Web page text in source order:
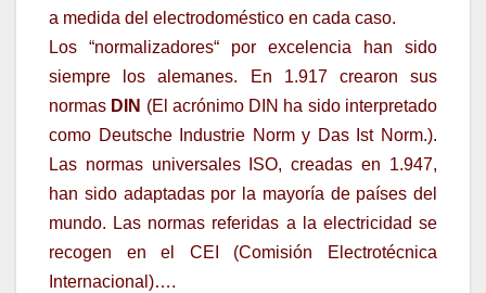
a medida del electrodoméstico en cada caso.
Los “normalizadores“ por excelencia han sido
siempre los alemanes. En 1.917 crearon sus
normas DIN (El acrónimo DIN ha sido interpretado
como Deutsche Industrie Norm y Das Ist Norm.).
Las normas universales ISO, creadas en 1.947,
han sido adaptadas por la mayoría de países del
mundo. Las normas referidas a la electricidad se
recogen en el CEI (Comisión Electrotécnica
Internacional)….